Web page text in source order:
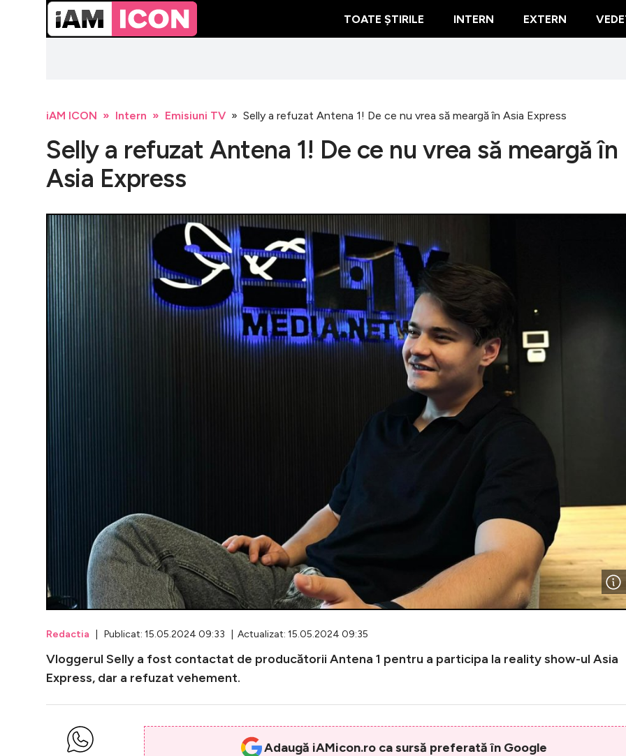
TOATE ȘTIRILE INTERN EXTERN
iAM ICON Intern Emisiuni TV Selly a refuzat Antena 1! De ce nu vrea să meargă în Asia Express
Selly a refuzat Antena 1! De ce nu vrea să meargă în
Asia Express
Redactia | Publicat: 15.05.2024 09:33 | Actualizat: 15.05.2024 09:35
Vloggerul Selly a fost contactat de producătorii Antena 1 pentru a participa la reality show-ul Asia
Express, dar a refuzat vehement.
Adaugă iAMicon.ro ca sursă preferată în Google